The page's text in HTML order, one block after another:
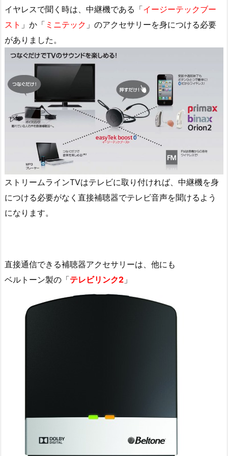
イヤレスで聞く時は、中継機である「イージーテックブー
スト 」か「 ミニテック 」のアクセサリーを身につける必要
がありました。
ストリームラインTVはテレビに取り付ければ、中継機を身
につける必要がなく直接補聴器でテレビ音声を聞けるよう
になります。
直接通信できる補聴器アクセサリーは、他にも
ベルトーン製の「テレビリンク2 」